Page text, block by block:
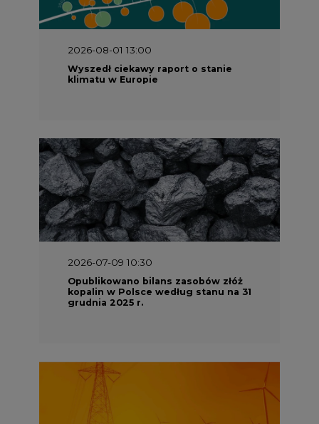
2026-08-01 13:00
Wyszedł ciekawy raport o stanie
klimatu w Europie
2026-07-09 10:30
Opublikowano bilans zasobów złóż
kopalin w Polsce według stanu na 31
grudnia 2025 r.